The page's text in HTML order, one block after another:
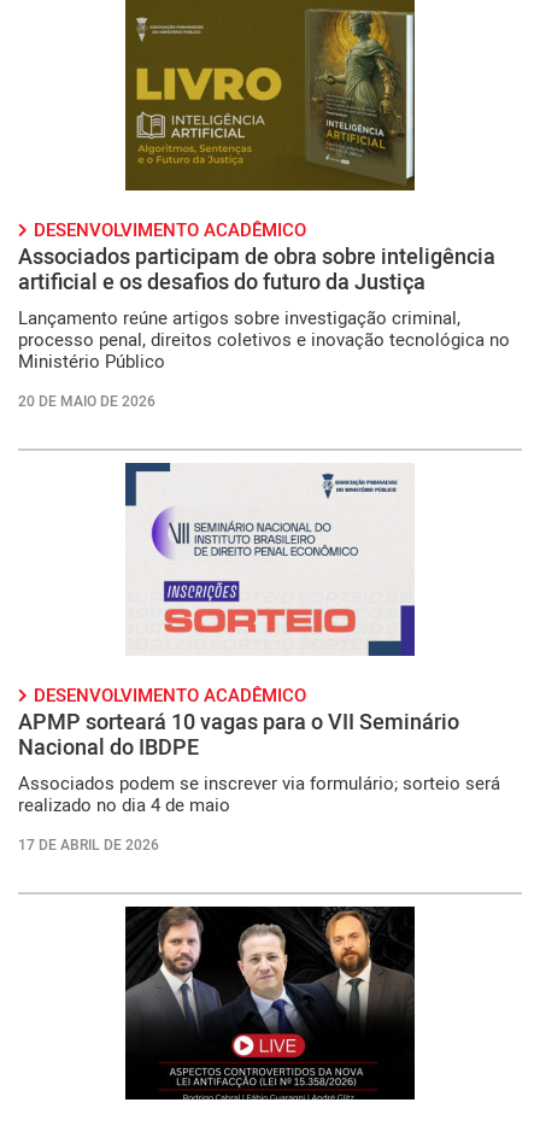
DESENVOLVIMENTO ACADÊMICO
Associados participam de obra sobre inteligência
artificial e os desafios do futuro da Justiça
Lançamento reúne artigos sobre investigação criminal,
processo penal, direitos coletivos e inovação tecnológica no
Ministério Público
20 DE MAIO DE 2026
DESENVOLVIMENTO ACADÊMICO
APMP sorteará 10 vagas para o VII Seminário
Nacional do IBDPE
Associados podem se inscrever via formulário; sorteio será
realizado no dia 4 de maio
17 DE ABRIL DE 2026